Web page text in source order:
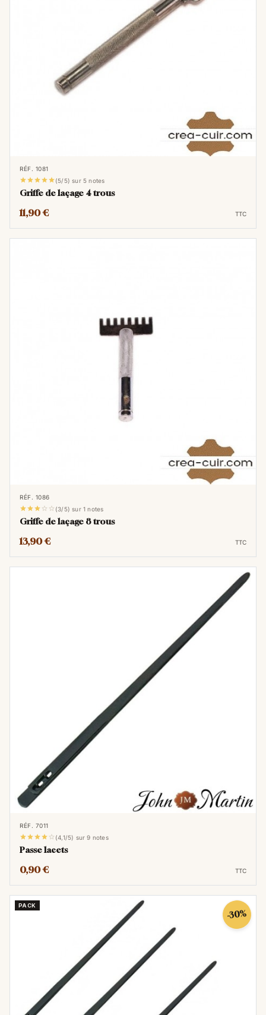
RÉF. 1081
(5/5) sur 5 notes
Griffe de laçage 4 trous
11,90 € TTC
RÉF. 1086
   (3/5) sur 1 notes
Griffe de laçage 8 trous
13,90 € TTC
RÉF. 7011
  (4,1/5) sur 9 notes
Passe lacets
0,90 € TTC
PACK
-30%